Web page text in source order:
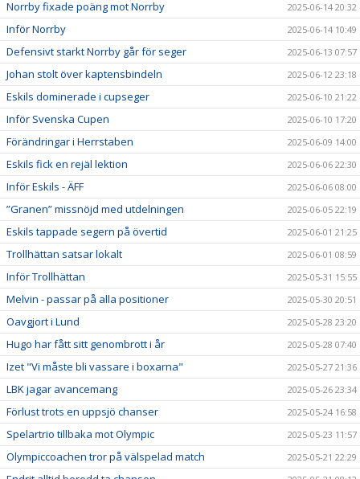
Norrby fixade poäng mot Norrby 2025-06-14 20:32
Inför Norrby 2025-06-14 10:49
Defensivt starkt Norrby går för seger 2025-06-13 07:57
Johan stolt över kaptensbindeln 2025-06-12 23:18
Eskils dominerade i cupseger 2025-06-10 21:22
Inför Svenska Cupen 2025-06-10 17:20
Förändringar i Herrstaben 2025-06-09 14:00
Eskils fick en rejäl lektion 2025-06-06 22:30
Inför Eskils - ÄFF 2025-06-06 08:00
”Granen” missnöjd med utdelningen 2025-06-05 22:19
Eskils tappade segern på övertid 2025-06-01 21:25
Trollhättan satsar lokalt 2025-06-01 08:59
Inför Trollhättan 2025-05-31 15:55
Melvin - passar på alla positioner 2025-05-30 20:51
Oavgjort i Lund 2025-05-28 23:20
Hugo har fått sitt genombrott i år 2025-05-28 07:40
Izet "Vi måste bli vassare i boxarna" 2025-05-27 21:36
LBK jagar avancemang 2025-05-26 23:34
Förlust trots en uppsjö chanser 2025-05-24 16:58
Spelartrio tillbaka mot Olympic 2025-05-23 11:57
Olympiccoachen tror på välspelad match 2025-05-21 22:29